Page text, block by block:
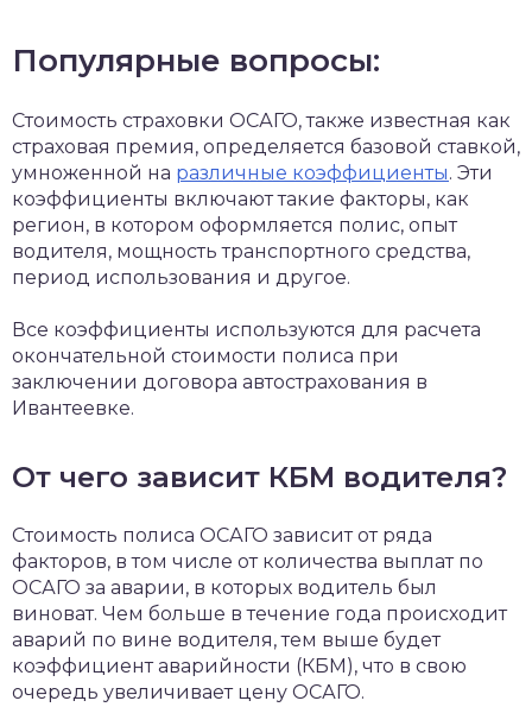
Популярные вопросы:
Стоимость страховки ОСАГО, также известная как
страховая премия, определяется базовой ставкой,
умноженной на различные коэффициенты. Эти
коэффициенты включают такие факторы, как
регион, в котором оформляется полис, опыт
водителя, мощность транспортного средства,
период использования и другое.
Все коэффициенты используются для расчета
окончательной стоимости полиса при
заключении договора автострахования в
Ивантеевке.
От чего зависит КБМ водителя?
Стоимость полиса ОСАГО зависит от ряда
факторов, в том числе от количества выплат по
ОСАГО за аварии, в которых водитель был
виноват. Чем больше в течение года происходит
аварий по вине водителя, тем выше будет
коэффициент аварийности (КБМ), что в свою
очередь увеличивает цену ОСАГО.